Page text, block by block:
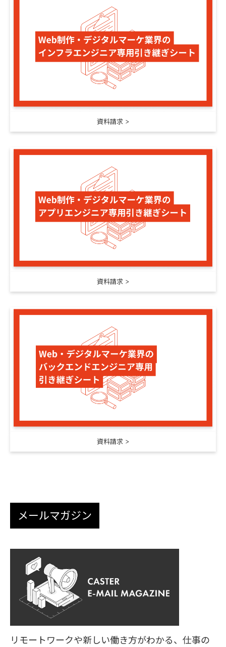
資料請求
資料請求
資料請求
メールマガジン
リモートワークや新しい働き方がわかる、 仕事の